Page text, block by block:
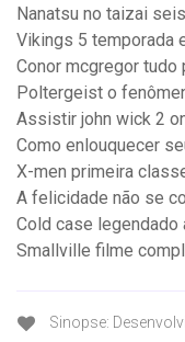
Nanatsu no taizai
Vikings 5 temporada
Conor mcgregor tudo
Poltergeist o
Assistir john wick 2
Como enlouquecer
X-men primeira
A felicidade não se
Cold case
Smallville filme
Sinopse: